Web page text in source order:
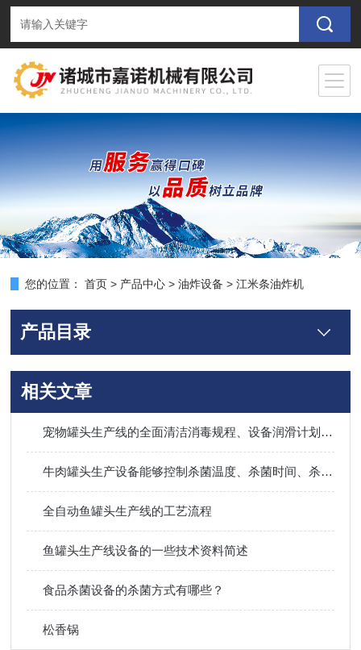
您的位置： 首页 > 产品中心 >油炸设备 >江米条油炸机
产品目录
相关文章
宠物罐头生产线的全面清洁消毒规程、设备润滑计划与关键部件维护周期
牛肉罐头生产设备能够控制杀菌温度、杀菌时间、杀菌压力
全自动鱼罐头生产线的工艺流程
鱼罐头生产线设备的一些技术资料简述
食品杀菌设备的杀菌方式有哪些？
松香锅